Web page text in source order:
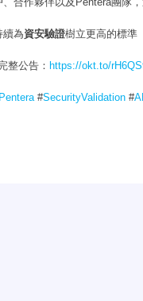
合作夥伴以及Pentera團隊
續為資安驗證樹立更高的標準
整公告： https://okt.to/
#SecurityValidation#